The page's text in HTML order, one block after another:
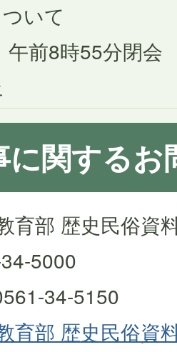
ついて
午前8時55分閉会
に関するお
育部 歴史民俗資
5000
34-5150
育部 歴史民俗資